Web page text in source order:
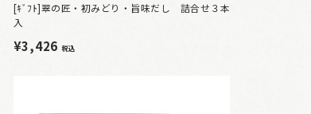
[ｷﾞﾌﾄ]翠の匠・初みどり・旨味だし 詰合せ３本
入
¥3,426 税込